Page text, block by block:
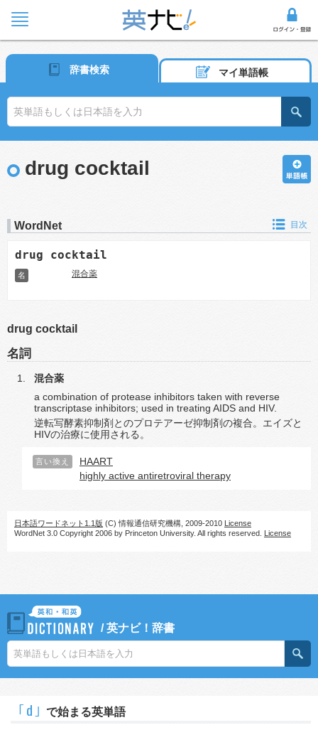
辞書検索 マイ単語帳
drug cocktail
WordNet 目次
drug cocktail
名 混合薬
drug cocktail
名詞
混合薬
a combination of protease inhibitors taken with reverse
transcriptase inhibitors; used in treating AIDS and HIV.
逆転写酵素抑制剤とのプロテアーゼ抑制剤の複合。エイズと
HIVの治療に使用される。
言い換え
HAART
highly active antiretroviral therapy
日本語ワードネット1.1版 (C) 情報通信研究機構, 2009-2010 License
WordNet 3.0 Copyright 2006 by Princeton University. All rights reserved. License
/英ナビ！辞書
｢d｣ で始まる英単語